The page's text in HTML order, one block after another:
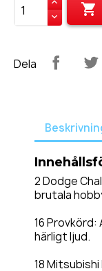

Dela
2 Dodge
brutala
16 Provkörd:
härligt ljud.
18